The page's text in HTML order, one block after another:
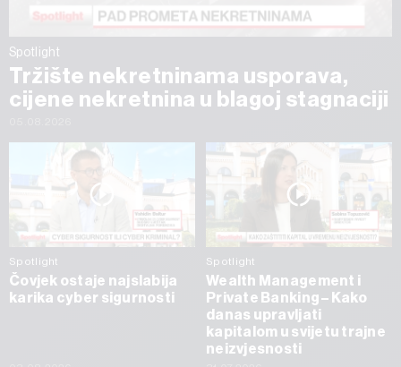
Spotlight
Tržište nekretninama usporava,
cijene nekretnina u blagoj stagnaciji
Spotlight
Čovjek ostaje najslabija
karika cyber sigurnosti
Spotlight
Wealth Management i
Private Banking – Kako
danas upravljati
kapitalom u svijetu trajne
neizvjesnosti